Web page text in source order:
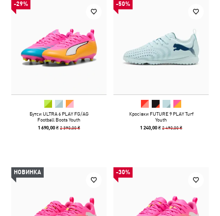
-29%
Бутси ULTRA 6 PLAY FG/AG
Football Boots Youth
1 690,00 ₴2 390,00 ₴
-50%
Кросівки FUTURE 9 PLAY Turf
Youth
1 240,00 ₴2 490,00 ₴
НОВИНКА -30%